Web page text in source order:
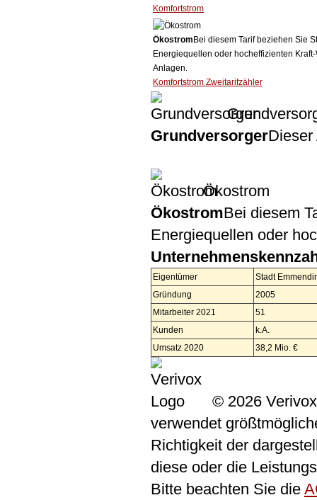
Komfortstrom
Ökostrom Bei diesem Tarif beziehen Sie
Energiequellen oder hocheffizienten
Anlagen.
Komfortstrom Zweitarifzähler
GrundversorgerDieser
Ökostrom
ÖkostromBei diesem
Energiequellen oder
Eigentümer
Stadt
Gründung
2005
Mitarbeiter 2021
51
Kunden
k.A.
Umsatz 2020
38,2 Mio. €
© 2026
verwendet
Richtigkeit der
diese oder die
Bitte beachten Sie die